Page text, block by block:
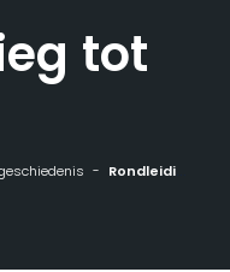
tot
Rondleiding - Van wieg tot wieg